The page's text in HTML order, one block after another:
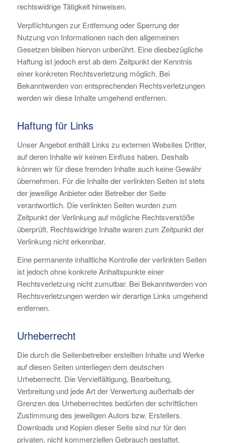
rechtswidrige Tätigkeit hinweisen.
Verpflichtungen zur Entfernung oder Sperrung der
Nutzung von Informationen nach den allgemeinen
Gesetzen bleiben hiervon unberührt. Eine diesbezügliche
Haftung ist jedoch erst ab dem Zeitpunkt der Kenntnis
einer konkreten Rechtsverletzung möglich. Bei
Bekanntwerden von entsprechenden Rechtsverletzungen
werden wir diese Inhalte umgehend entfernen.
Haftung für Links
Unser Angebot enthält Links zu externen Websites Dritter,
auf deren Inhalte wir keinen Einfluss haben. Deshalb
können wir für diese fremden Inhalte auch keine Gewähr
übernehmen. Für die Inhalte der verlinkten Seiten ist stets
der jeweilige Anbieter oder Betreiber der Seite
verantwortlich. Die verlinkten Seiten wurden zum
Zeitpunkt der Verlinkung auf mögliche Rechtsverstöße
überprüft. Rechtswidrige Inhalte waren zum Zeitpunkt der
Verlinkung nicht erkennbar.
Eine permanente inhaltliche Kontrolle der verlinkten Seiten
ist jedoch ohne konkrete Anhaltspunkte einer
Rechtsverletzung nicht zumutbar. Bei Bekanntwerden von
Rechtsverletzungen werden wir derartige Links umgehend
entfernen.
Urheberrecht
Die durch die Seitenbetreiber erstellten Inhalte und Werke
auf diesen Seiten unterliegen dem deutschen
Urheberrecht. Die Vervielfältigung, Bearbeitung,
Verbreitung und jede Art der Verwertung außerhalb der
Grenzen des Urheberrechtes bedürfen der schriftlichen
Zustimmung des jeweiligen Autors bzw. Erstellers.
Downloads und Kopien dieser Seite sind nur für den
privaten, nicht kommerziellen Gebrauch gestattet.